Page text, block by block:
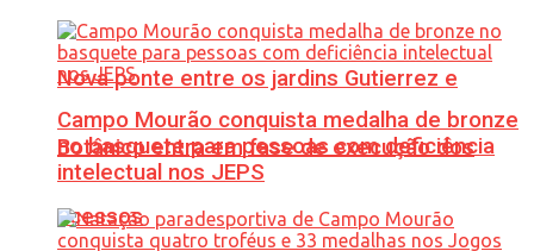
Nova ponte entre os jardins Gutierrez e
Botânico entra em fase de execução dos
acessos
Campo Mourão conquista medalha de bronze
no basquete para pessoas com deficiência
intelectual nos JEPS